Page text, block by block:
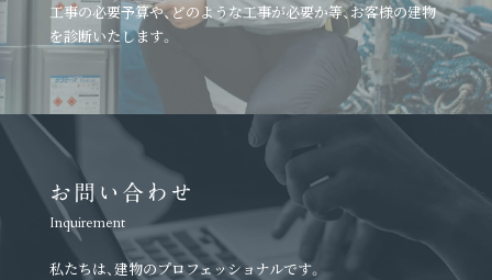
工事の必要予算や、どのような工事が必要か等、お客様の建物
を診断いたします。
お問い合わせ
Inquirement
私たちは、建物のプロフェッショナルです。